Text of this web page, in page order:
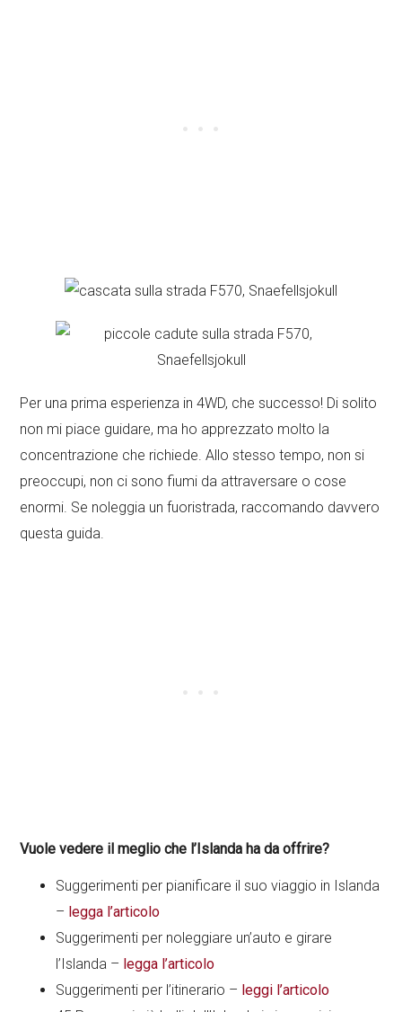
Per una prima esperienza in 4WD, che successo! Di solito
non mi piace guidare, ma ho apprezzato molto la
concentrazione che richiede. Allo stesso tempo, non si
preoccupi, non ci sono fiumi da attraversare o cose
enormi. Se noleggia un fuoristrada, raccomando davvero
questa guida.
Vuole vedere il meglio che l’Islanda ha da offrire?
Suggerimenti per pianificare il suo viaggio in Islanda
– legga l’articolo
Suggerimenti per noleggiare un’auto e girare
l’Islanda – legga l’articolo
Suggerimenti per l’itinerario – leggi l’articolo